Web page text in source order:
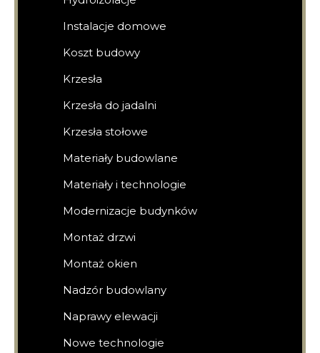
Instalacje domowe
Koszt budowy
Krzesła
Krzesła do jadalni
Krzesła stołowe
Materiały budowlane
Materiały i technologie
Modernizacje budynków
Montaż drzwi
Montaż okien
Nadzór budowlany
Naprawy elewacji
Nowe technologie